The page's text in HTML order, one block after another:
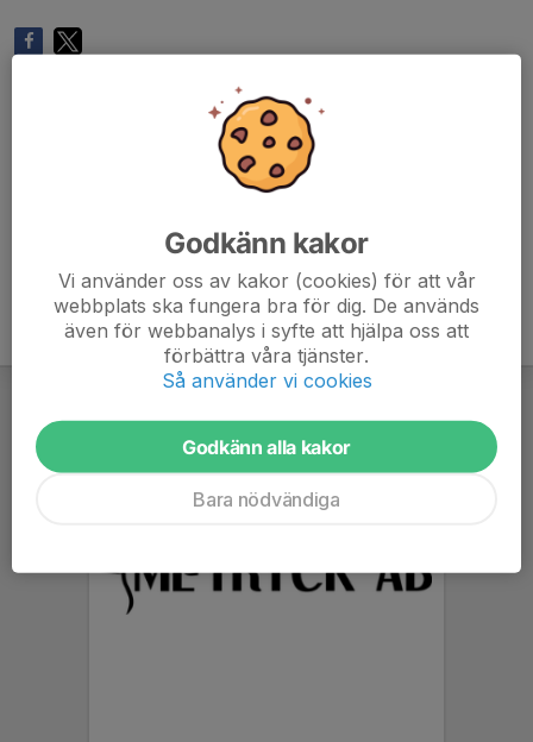
Godkänn kakor
Vi använder oss av kakor (cookies) för att vår
webbplats ska fungera bra för dig. De används
även för webbanalys i syfte att hjälpa oss att
förbättra våra tjänster.
Så använder vi cookies
Godkänn alla kakor
Bara nödvändiga